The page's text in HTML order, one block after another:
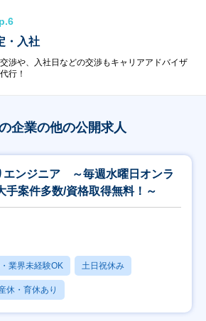
・入社
渉や、入社日などの交渉もキャリアアドバイザ
行！
企業の他の公開求人
エンジニア ～毎週水曜日オンラ
手案件多数/資格取得無料！～
業界未経験OK 土日祝休み
休・育休あり